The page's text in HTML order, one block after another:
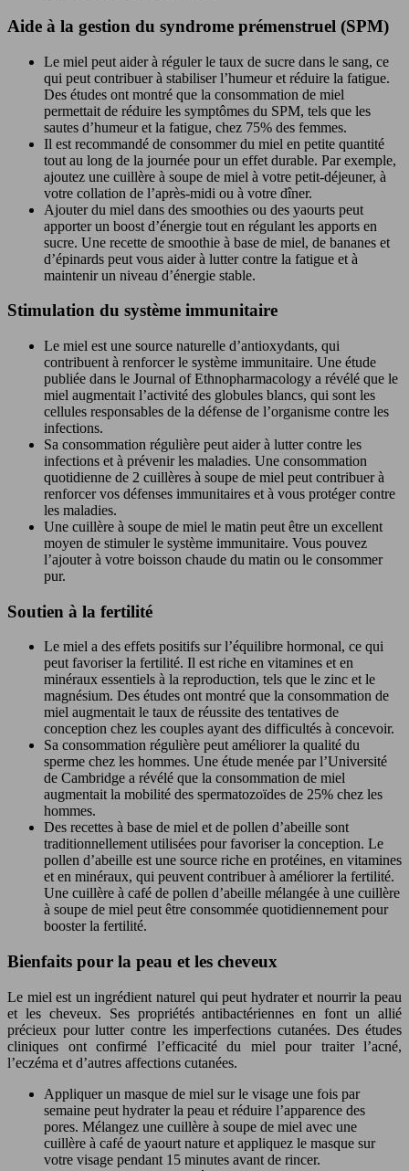
Aide à la gestion du syndrome prémenstruel (SPM)
Le miel peut aider à réguler le taux de sucre dans le sang, ce
qui peut contribuer à stabiliser l’humeur et réduire la fatigue.
Des études ont montré que la consommation de miel
permettait de réduire les symptômes du SPM, tels que les
sautes d’humeur et la fatigue, chez 75% des femmes.
Il est recommandé de consommer du miel en petite quantité
tout au long de la journée pour un effet durable. Par exemple,
ajoutez une cuillère à soupe de miel à votre petit-déjeuner, à
votre collation de l’après-midi ou à votre dîner.
Ajouter du miel dans des smoothies ou des yaourts peut
apporter un boost d’énergie tout en régulant les apports en
sucre. Une recette de smoothie à base de miel, de bananes et
d’épinards peut vous aider à lutter contre la fatigue et à
maintenir un niveau d’énergie stable.
Stimulation du système immunitaire
Le miel est une source naturelle d’antioxydants, qui
contribuent à renforcer le système immunitaire. Une étude
publiée dans le Journal of Ethnopharmacology a révélé que le
miel augmentait l’activité des globules blancs, qui sont les
cellules responsables de la défense de l’organisme contre les
infections.
Sa consommation régulière peut aider à lutter contre les
infections et à prévenir les maladies. Une consommation
quotidienne de 2 cuillères à soupe de miel peut contribuer à
renforcer vos défenses immunitaires et à vous protéger contre
les maladies.
Une cuillère à soupe de miel le matin peut être un excellent
moyen de stimuler le système immunitaire. Vous pouvez
l’ajouter à votre boisson chaude du matin ou le consommer
pur.
Soutien à la fertilité
Le miel a des effets positifs sur l’équilibre hormonal, ce qui
peut favoriser la fertilité. Il est riche en vitamines et en
minéraux essentiels à la reproduction, tels que le zinc et le
magnésium. Des études ont montré que la consommation de
miel augmentait le taux de réussite des tentatives de
conception chez les couples ayant des difficultés à concevoir.
Sa consommation régulière peut améliorer la qualité du
sperme chez les hommes. Une étude menée par l’Université
de Cambridge a révélé que la consommation de miel
augmentait la mobilité des spermatozoïdes de 25% chez les
hommes.
Des recettes à base de miel et de pollen d’abeille sont
traditionnellement utilisées pour favoriser la conception. Le
pollen d’abeille est une source riche en protéines, en vitamines
et en minéraux, qui peuvent contribuer à améliorer la fertilité.
Une cuillère à café de pollen d’abeille mélangée à une cuillère
à soupe de miel peut être consommée quotidiennement pour
booster la fertilité.
Bienfaits pour la peau et les cheveux
Le miel est un ingrédient naturel qui peut hydrater et nourrir la peau
et les cheveux. Ses propriétés antibactériennes en font un allié
précieux pour lutter contre les imperfections cutanées. Des études
cliniques ont confirmé l’efficacité du miel pour traiter l’acné,
l’eczéma et d’autres affections cutanées.
Appliquer un masque de miel sur le visage une fois par
semaine peut hydrater la peau et réduire l’apparence des
pores. Mélangez une cuillère à soupe de miel avec une
cuillère à café de yaourt nature et appliquez le masque sur
votre visage pendant 15 minutes avant de rincer.